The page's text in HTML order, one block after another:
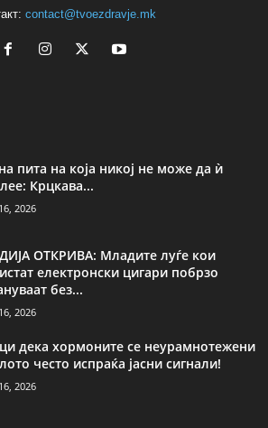
contact@tvoezdravje.mk
пита на која никој не може да ѝ
Крцкава...
2026
ОТКРИВА: Младите луѓе кои
електронски цигари побрзо
без...
2026
дека хормоните се неурамнотежени
често испраќа јасни сигнали!
2026